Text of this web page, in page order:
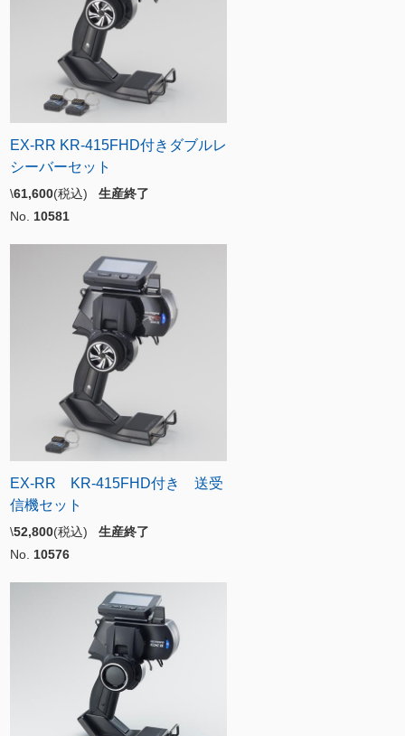
EX-RR KR-415FHD付きダブルレ
シーバーセット
\61,600(税込) 生産終了
No. 10581
EX-RR KR-415FHD付き 送受
信機セット
\52,800(税込) 生産終了
No. 10576